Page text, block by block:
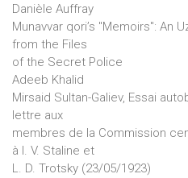
Danièle Auffray
Munavvar qori’s "Memoirs": An
from the Files
of the Secret Police
Adeeb Khalid
Mirsaid Sultan-Galiev, Essai
lettre aux
membres de la Commission
à I. V. Staline et
L. D. Trotsky (23/05/1923)